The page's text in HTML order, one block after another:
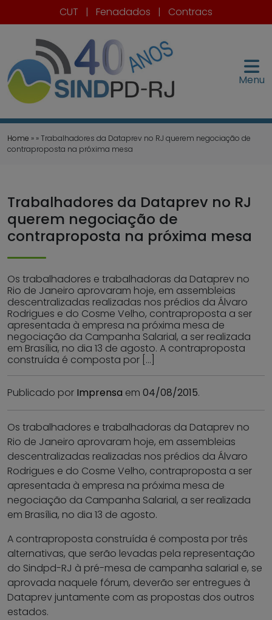
CUT | Fenadados | Contracs
Menu
Home » » Trabalhadores da Dataprev no RJ querem negociação de
contraproposta na próxima mesa
Trabalhadores da Dataprev no RJ
querem negociação de
contraproposta na próxima mesa
Os trabalhadores e trabalhadoras da Dataprev no
Rio de Janeiro aprovaram hoje, em assembleias
descentralizadas realizadas nos prédios da Álvaro
Rodrigues e do Cosme Velho, contraproposta a ser
apresentada à empresa na próxima mesa de
negociação da Campanha Salarial, a ser realizada
em Brasília, no dia 13 de agosto. A contraproposta
construída é composta por […]
Publicado por Imprensa em 04/08/2015.
Os trabalhadores e trabalhadoras da Dataprev no
Rio de Janeiro aprovaram hoje, em assembleias
descentralizadas realizadas nos prédios da Álvaro
Rodrigues e do Cosme Velho, contraproposta a ser
apresentada à empresa na próxima mesa de
negociação da Campanha Salarial, a ser realizada
em Brasília, no dia 13 de agosto.
A contraproposta construída é composta por três
alternativas, que serão levadas pela representação
do Sindpd-RJ à pré-mesa de campanha salarial e, se
aprovada naquele fórum, deverão ser entregues à
Dataprev juntamente com as propostas dos outros
estados.